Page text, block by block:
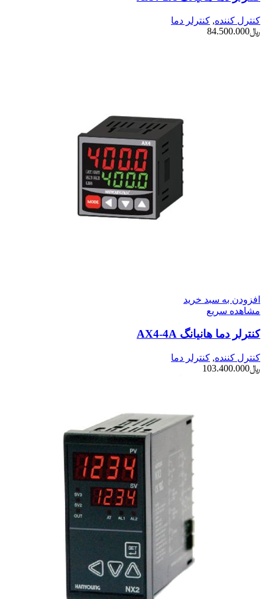
کنترل کننده, کنترلر دما
﷼84.500.000
افزودن به سبد خرید
مشاهده سریع
کنترلر دما هانیانگ AX4-4A
کنترل کننده, کنترلر دما
﷼103.400.000